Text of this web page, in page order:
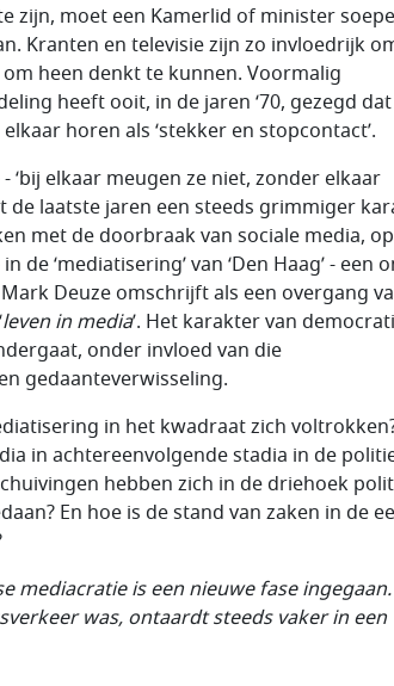
zijn, moet een Kamerlid of minister
Kranten en televisie zijn zo invloedrijk
heen denkt te kunnen. Voormalig
heeft ooit, in de jaren ‘70, gezegd dat
horen als ‘stekker en stopcontact’.
‘bij elkaar meugen ze niet, zonder elkaar
de laatste jaren een steeds grimmiger
met de doorbraak van sociale media,
de ‘mediatisering’ van ‘Den Haag’ - een
Deuze omschrijft als een overgang
leven in media’. Het karakter van
onder invloed van die
gedaanteverwisseling.
in het kwadraat zich
in achtereenvolgende stadia in de
hebben zich in de driehoek
En hoe is de stand van zaken in de
mediacratie is een nieuwe fase ingegaan.
was, ontaardt steeds vaker in een